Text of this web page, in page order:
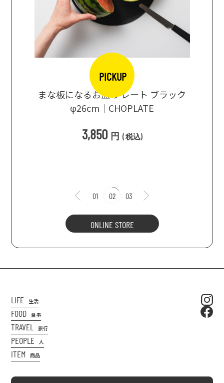
PICKUP
まな板になるお皿 プレート ブラック
φ26cm｜CHOPLATE
3,850 円 (税込)
01 02 03
ONLINE STORE
LIFE 生活
FOOD 食事
TRAVEL 旅行
PEOPLE 人
ITEM 商品